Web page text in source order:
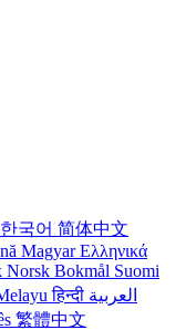
한국어 简体中文
MagyarΕλληνικά
Norsk Bokmål Suomi
हिन्दी العربية
繁體中文